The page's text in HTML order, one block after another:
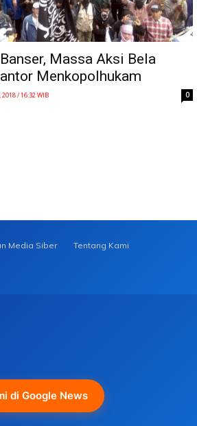
Massa Aksi Bela
Menkopolhukam
/ 16:32 WIB 0
Media Siber
Tentang Kami
di Google News